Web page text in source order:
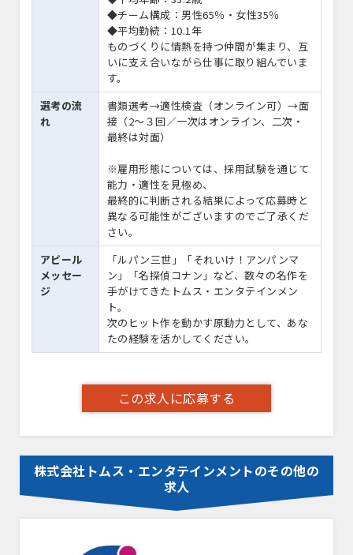
◆チーム構成：男性65％・女性35％
◆平均勤続：10.1年
ものづくりに情熱を持つ仲間が集まり、互
いに支え合いながら仕事に取り組んでいま
す。
選考の流
れ
書類選考→適性検査（オンライン可）→面
接（2～３回／一次はオンライン、二次・
最終は対面）
※雇用形態については、採用試験を通じて
能力・適性を見極め、
最終的に判断される結果によって応募時と
異なる可能性がございますのでご了承くだ
さい。
アピール
メッセー
ジ
「ルパン三世」「それいけ！アンパンマ
ン」「名探偵コナン」など、数々の名作を
手がけてきたトムス・エンタテインメン
ト。
次のヒット作を動かす原動力として、あな
たの経験を活かしてください。
この求人に応募する
株式会社トムス・エンタテインメントのその他の
求人